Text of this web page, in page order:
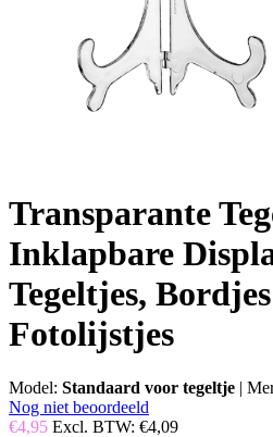
Transparante
Inklapbare
Tegeltjes,
Fotolijstjes
Model: Standaard voor tegeltje |
Nog niet beoordeeld
€4,95 Excl. BTW: €4,09